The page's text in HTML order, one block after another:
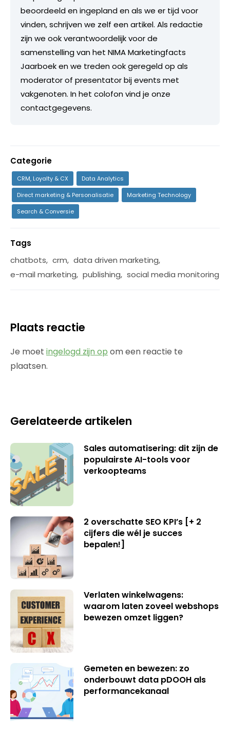
beoordeeld en ingepland en als we er tijd voor
vinden, schrijven we zelf een artikel. Als redactie
zijn we ook verantwoordelijk voor de
samenstelling van het NIMA Marketingfacts
Jaarboek en we treden ook geregeld op als
moderator of presentator bij events met
vakgenoten. In het colofon vind je onze
contactgegevens.
Categorie
CRM, Loyalty & CX
Data Analytics
Direct marketing & Personalisatie
Marketing Technology
Search & Conversie
Tags
chatbots, crm, data driven marketing,
e-mail marketing, publishing, social media monitoring
Plaats reactie
Je moet ingelogd zijn op om een reactie te
plaatsen.
Gerelateerde artikelen
Sales automatisering: dit zijn de
populairste AI-tools voor
verkoopteams
2 overschatte SEO KPI’s [+ 2
cijfers die wél je succes
bepalen!]
Verlaten winkelwagens:
waarom laten zoveel webshops
bewezen omzet liggen?
Gemeten en bewezen: zo
onderbouwt data pDOOH als
performancekanaal